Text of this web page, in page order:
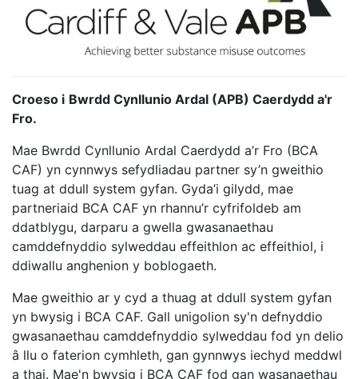
Croeso i Bwrdd Cynllunio Ardal (APB) Caerdydd a'r
Fro.
Mae Bwrdd Cynllunio Ardal Caerdydd a’r Fro (BCA
CAF) yn cynnwys sefydliadau partner sy’n gweithio
tuag at ddull system gyfan. Gyda’i gilydd, mae
partneriaid BCA CAF yn rhannu’r cyfrifoldeb am
ddatblygu, darparu a gwella gwasanaethau
camddefnyddio sylweddau effeithlon ac effeithiol, i
ddiwallu anghenion y boblogaeth.
Mae gweithio ar y cyd a thuag at ddull system gyfan
yn bwysig i BCA CAF. Gall unigolion sy'n defnyddio
gwasanaethau camddefnyddio sylweddau fod yn delio
â llu o faterion cymhleth, gan gynnwys iechyd meddwl
a thai. Mae'n bwysig i BCA CAF fod gan wasanaethau